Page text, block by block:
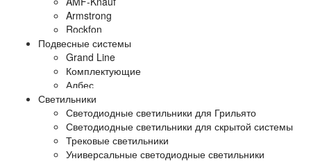
Armstrong
Rockfon
Подвесные системы
Grand Line
Комплектующие
Албес
Светильники
Светодиодные светильники для Грильято
Светодиодные светильники для скрытой системы
Трековые светильники
Универсальные светодиодные светильники